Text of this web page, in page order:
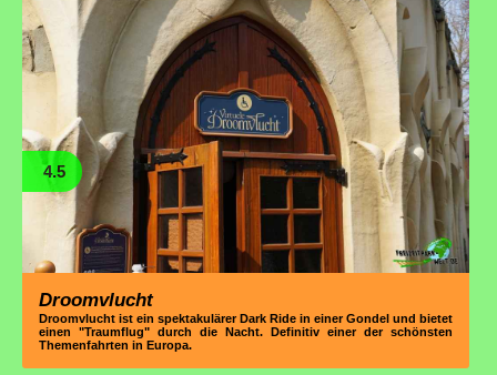
4.5
Droomvlucht
Droomvlucht ist ein spektakulärer Dark Ride in einer Gondel und bietet
einen "Traumflug" durch die Nacht. Definitiv einer der schönsten
Themenfahrten in Europa.